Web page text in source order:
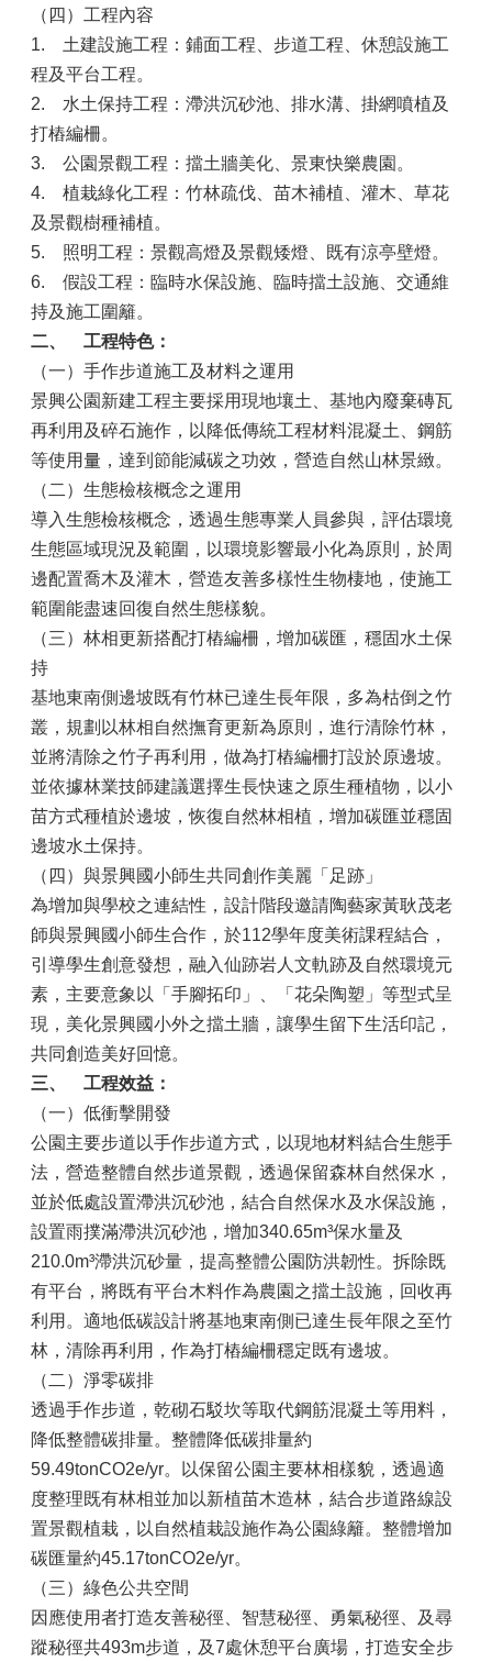
（四）工程內容
1.
土建設施工程：鋪面工程、步道工程、休憩設施工
程及平台工程。
2.
水土保持工程：滯洪沉砂池、排水溝、掛網噴植及
打樁編柵。
3.
公園景觀工程：擋土牆美化、景東快樂農園。
4.
植栽綠化工程：竹林疏伐、苗木補植、灌木、草花
及景觀樹種補植。
5.
照明工程：景觀高燈及景觀矮燈、既有涼亭壁燈。
6.
假設工程：臨時水保設施、臨時擋土設施、交通維
持及施工圍籬。
二、
工程特色：
（一）手作步道施工及材料之運用
景興公園新建工程主要採用現地壤土、基地內廢棄磚瓦
再利用及碎石施作，以降低傳統工程材料混凝土、鋼筋
等使用量，達到節能減碳之功效，營造自然山林景緻。
（二）生態檢核概念之運用
導入生態檢核概念，透過生態專業人員參與，評估環境
生態區域現況及範圍，以環境影響最小化為原則，於周
邊配置喬木及灌木，營造友善多樣性生物棲地，使施工
範圍能盡速回復自然生態樣貌。
（三）林相更新搭配打樁編柵，增加碳匯，穩固水土保
持
基地東南側邊坡既有竹林已達生長年限，多為枯倒之竹
叢，規劃以林相自然撫育更新為原則，進行清除竹林，
並將清除之竹子再利用，做為打樁編柵打設於原邊坡。
並依據林業技師建議選擇生長快速之原生種植物，以小
苗方式種植於邊坡，恢復自然林相植，增加碳匯並穩固
邊坡水土保持。
（四）與景興國小師生共同創作美麗「足跡」
為增加與學校之連結性，設計階段邀請陶藝家黃耿茂老
師與景興國小師生合作，於112學年度美術課程結合，
引導學生創意發想，融入仙跡岩人文軌跡及自然環境元
素，主要意象以「手腳拓印」、「花朵陶塑」等型式呈
現，美化景興國小外之擋土牆，讓學生留下生活印記，
共同創造美好回憶。
三、
工程效益：
（一）低衝擊開發
公園主要步道以手作步道方式，以現地材料結合生態手
法，營造整體自然步道景觀，透過保留森林自然保水，
並於低處設置滯洪沉砂池，結合自然保水及水保設施，
設置雨撲滿滯洪沉砂池，增加340.65m³保水量及
210.0m³滯洪沉砂量，提高整體公園防洪韌性。拆除既
有平台，將既有平台木料作為農園之擋土設施，回收再
利用。適地低碳設計將基地東南側已達生長年限之至竹
林，清除再利用，作為打樁編柵穩定既有邊坡。
（二）淨零碳排
透過手作步道，乾砌石駁坎等取代鋼筋混凝土等用料，
降低整體碳排量。整體降低碳排量約
59.49tonCO2e/yr。以保留公園主要林相樣貌，透過適
度整理既有林相並加以新植苗木造林，結合步道路線設
置景觀植栽，以自然植栽設施作為公園綠籬。整體增加
碳匯量約45.17tonCO2e/yr。
（三）綠色公共空間
因應使用者打造友善秘徑、智慧秘徑、勇氣秘徑、及尋
蹤秘徑共493m步道，及7處休憩平台廣場，打造安全步